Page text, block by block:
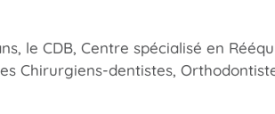
le CDB, Centre spécialisé en
Chirurgiens-dentistes,